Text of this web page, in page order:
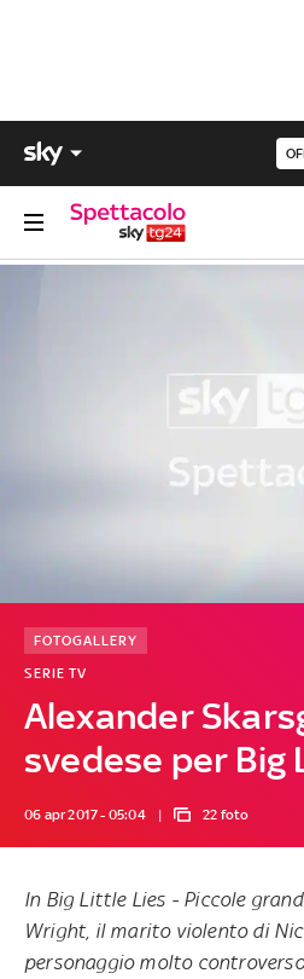
Alexander
svedese per Big
SERIE TV
FOTOGALLERY
06 apr 2017 - 05:04 22 foto
In Big Little Lies - Piccole
Wright, il marito violento di
personaggio molto